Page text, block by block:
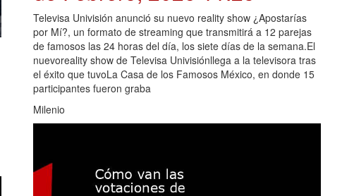
Televisa Univisión anunció su nuevo reality show ¿Apostarías
por Mí?, un formato de streaming que transmitirá a 12 parejas
de famosos las 24 horas del día, los siete días de la semana.El
nuevoreality show de Televisa Univisiónllega a la televisora tras
el éxito que tuvoLa Casa de los Famosos México, en donde 15
participantes fueron graba
Milenio